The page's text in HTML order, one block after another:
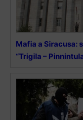
Mafia a Siracusa:
“Trigila –